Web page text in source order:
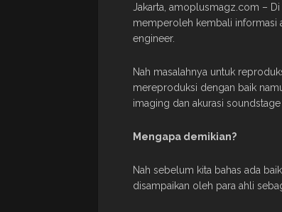
Jakarta, amoplusmagz.com –
memperoleh kembali informasi
engineer.
Nah masalahnya untuk
mereproduksi dengan baik
imaging dan akurasi
Mengapa demikian?
Nah sebelum kita bahas ada
disampaikan oleh para ahli